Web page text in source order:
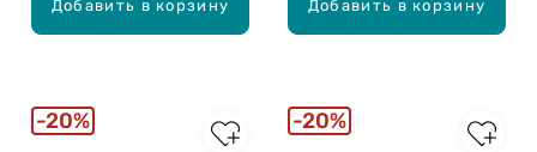
Добавить в корзину Добавить в корзину
20% 20%